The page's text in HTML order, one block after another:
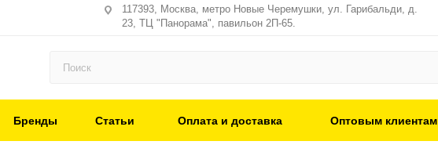
117393, Москва, метро Новые Черемушки, ул. Гарибальди, д.
23, ТЦ "Панорама", павильон 2П-65.
Бренды Статьи Оплата и доставка Оптовым клиентам